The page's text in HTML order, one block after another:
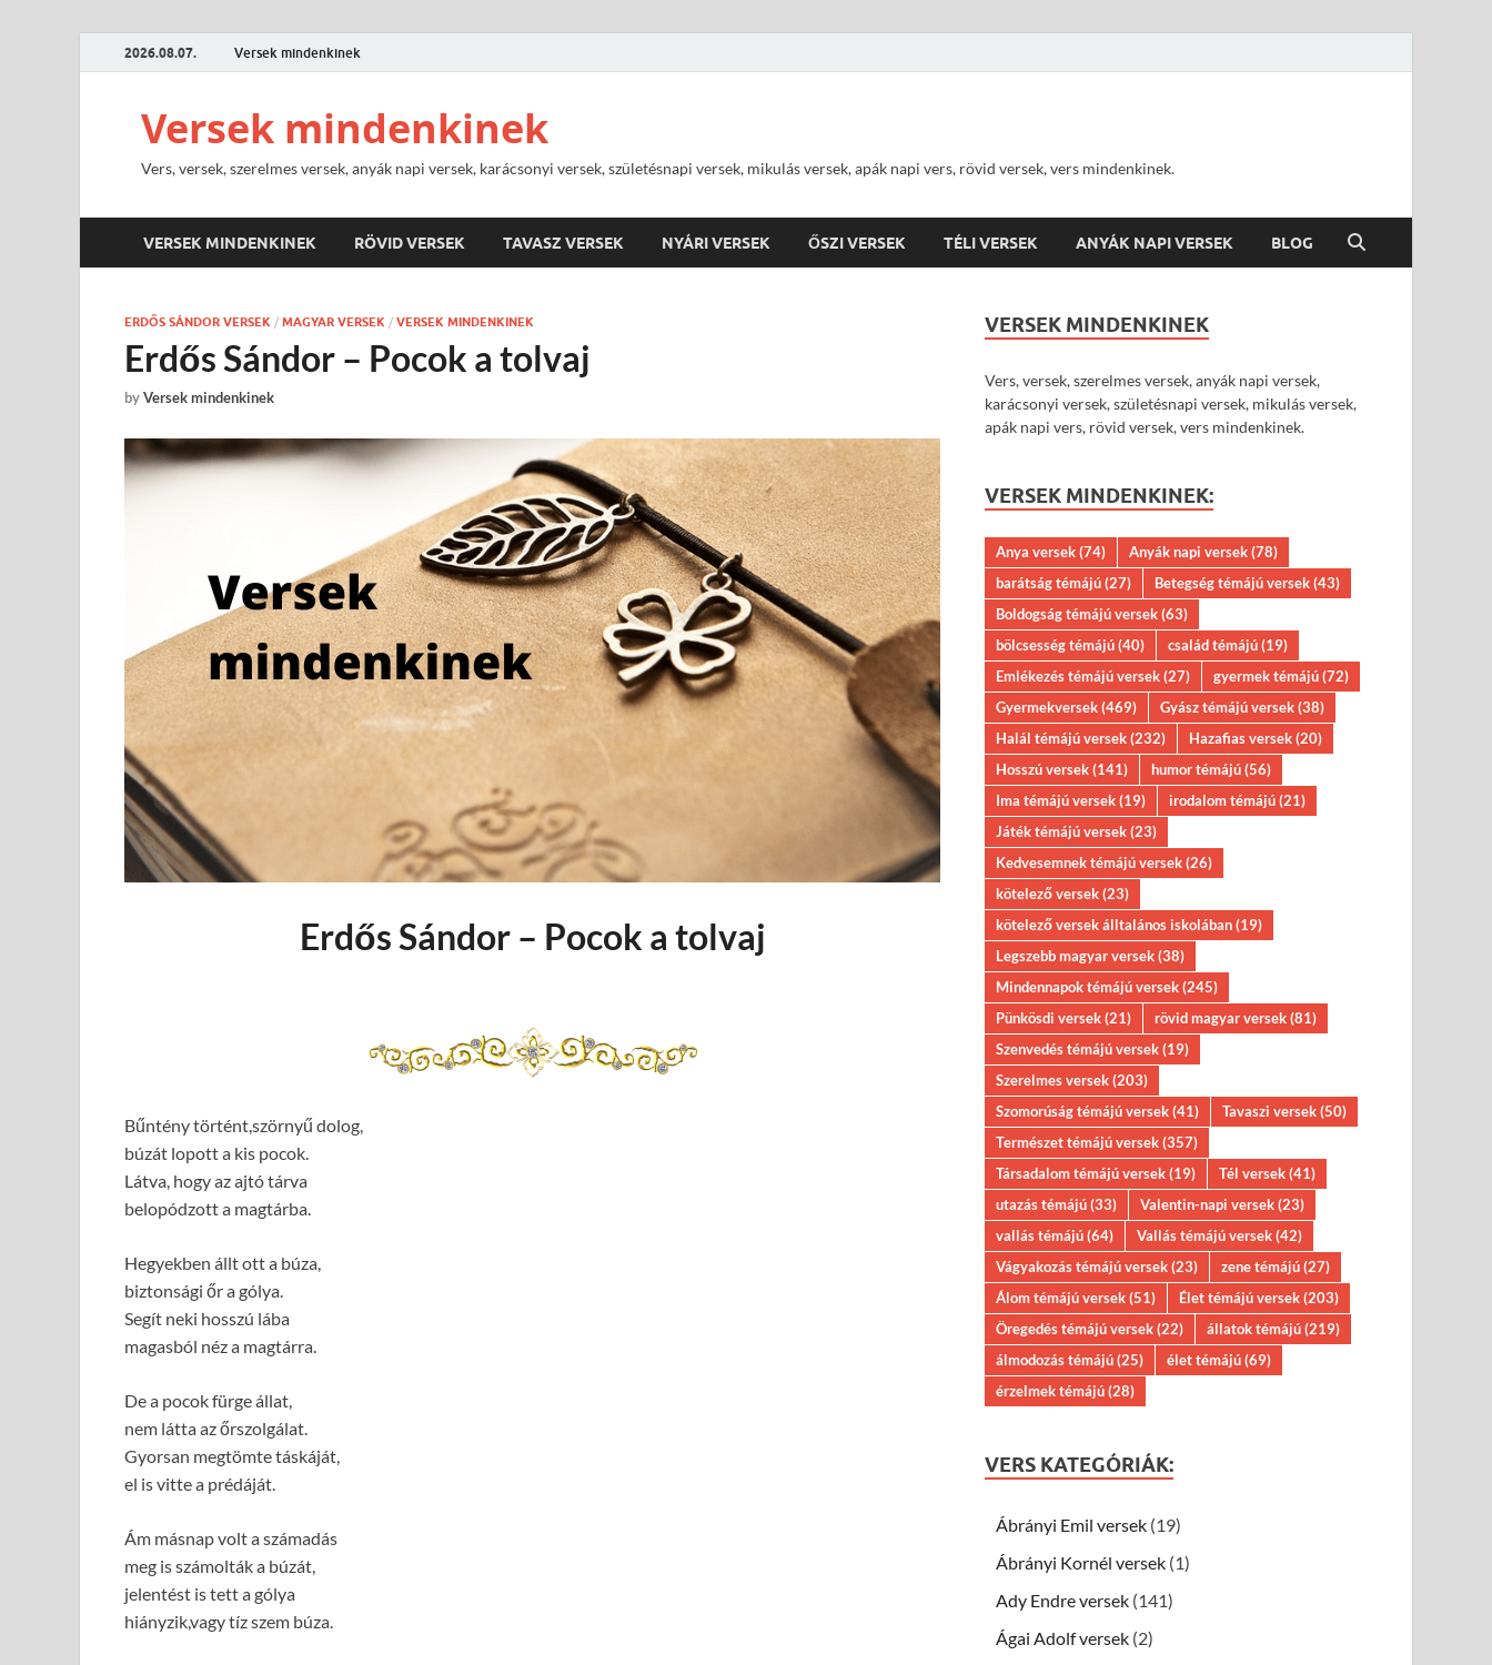
2026.08.07. Versek mindenkinek
Versek mindenkinek
Vers, versek, szerelmes versek, anyák napi versek, karácsonyi versek, születésnapi versek, mikulás versek, apák napi vers, rövid versek, vers mindenkinek.
VERSEK MINDENKINEK RÖVID VERSEK TAVASZ VERSEK NYÁRI VERSEK ŐSZI VERSEK TÉLI VERSEK ANYÁK NAPI VERSEK BLOG
ERDŐS SÁNDOR VERSEK / MAGYAR VERSEK / VERSEK MINDENKINEK
Erdős Sándor – Pocok a tolvaj
byVersek mindenkinek
Erdős Sándor – Pocok a tolvaj
Bűntény történt,szörnyű dolog,
búzát lopott a kis pocok.
Látva, hogy az ajtó tárva
belopódzott a magtárba.
Hegyekben állt ott a búza,
biztonsági őr a gólya.
Segít neki hosszú lába
magasból néz a magtárra.
De a pocok fürge állat,
nem látta az őrszolgálat.
Gyorsan megtömte táskáját,
el is vitte a prédáját.
Ám másnap volt a számadás
meg is számolták a búzát,
jelentést is tett a gólya
hiányzik,vagy tíz szem búza.
VERSEK MINDENKINEK
Vers, versek, szerelmes versek, anyák napi versek,
karácsonyi versek, születésnapi versek, mikulás versek,
apák napi vers, rövid versek, vers mindenkinek.
VERSEK MINDENKINEK:
Anya versek(74) Anyák napi versek(78)
barátság témájú(27) Betegség témájú versek(43)
Boldogság témájú versek(63)
bölcsesség témájú(40) család témájú(19)
Emlékezés témájú versek(27) gyermek témájú(72)
Gyermekversek(469) Gyász témájú versek(38)
Halál témájú versek(232) Hazafias versek(20)
Hosszú versek(141) humor témájú(56)
Ima témájú versek(19) irodalom témájú(21)
Játék témájú versek(23)
Kedvesemnek témájú versek(26)
kötelező versek(23)
kötelező versek álltalános iskolában(19)
Legszebb magyar versek(38)
Mindennapok témájú versek(245)
Pünkösdi versek(21) rövid magyar versek(81)
Szenvedés témájú versek(19)
Szerelmes versek(203)
Szomorúság témájú versek(41) Tavaszi versek(50)
Természet témájú versek(357)
Társadalom témájú versek(19) Tél versek(41)
utazás témájú(33) Valentin-napi versek(23)
vallás témájú(64) Vallás témájú versek(42)
Vágyakozás témájú versek(23) zene témájú(27)
Álom témájú versek(51) Élet témájú versek(203)
Öregedés témájú versek(22) állatok témájú(219)
álmodozás témájú(25) élet témájú(69)
érzelmek témájú(28)
VERS KATEGÓRIÁK:
Ábrányi Emil versek (19)
Ábrányi Kornél versek (1)
Ady Endre versek (141)
Ágai Adolf versek (2)